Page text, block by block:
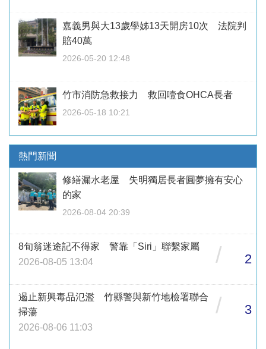
嘉義男與大13歲學姊13天開房10次 法院判
賠40萬
2026-05-20 12:48
竹市消防急救接力 救回噎食OHCA長者
2026-05-18 10:21
熱門新聞
修繕漏水老屋 失明獨居長者圓夢擁有安心
的家
2026-08-04 20:39
8旬翁迷途記不得家 警靠「Siri」聯繫家屬
2026-08-05 13:04
/ 2
遏止新興毒品氾濫 竹縣警與新竹地檢署聯合
掃蕩
2026-08-06 11:03
/ 3